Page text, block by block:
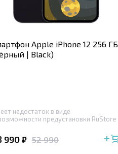
Apple iPhone 12 256 ГБ
| Black)
недостаток в виде
предустановки RuStore
990 ₽ 52 990